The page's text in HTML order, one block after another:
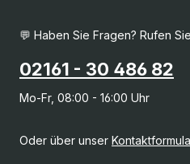
💬 Haben Sie Fragen? Rufen
02161 - 30 486 82
Mo-Fr, 08:00 - 16:00 Uhr
Oder über unser